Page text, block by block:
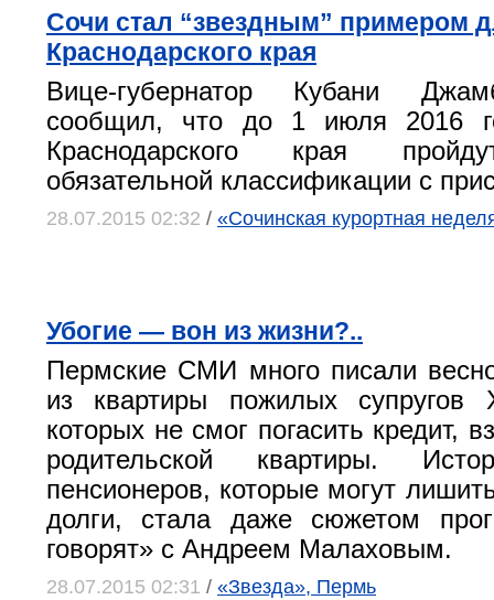
Сочи стал “звездным” примером
Краснодарского края
Вице-губернатор Кубани
сообщил, что до 1 июля 2016
Краснодарского края
обязательной классификации с
28.07.2015 02:32 / «Сочинская курортная
Убогие — вон из жизни?..
Пермские СМИ много писали
из квартиры пожилых супругов
которых не смог погасить кредит,
родительской квартиры.
пенсионеров, которые могут
долги, стала даже сюжетом
говорят» с Андреем Малаховым.
28.07.2015 02:31 / «Звезда», Пермь